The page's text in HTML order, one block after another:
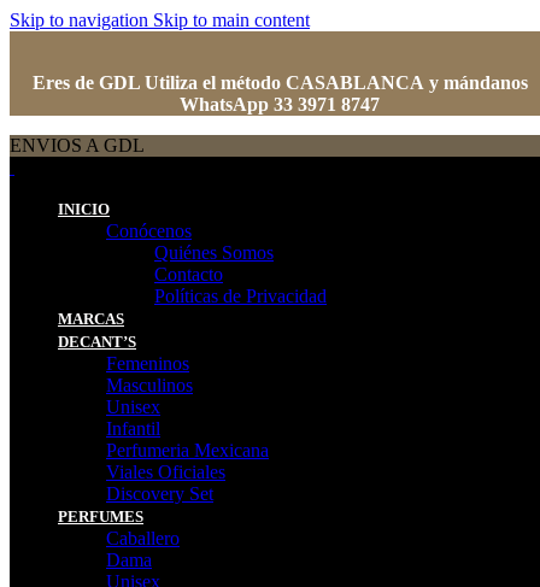
Skip to navigation Skip to main content
Eres de GDL Utiliza el método CASABLANCA y mándanos
WhatsApp 33 3971 8747
ENVIOS A GDL
INICIO
Conócenos
Quiénes Somos
Contacto
Políticas de Privacidad
MARCAS
DECANT’S
Femeninos
Masculinos
Unisex
Infantil
Perfumeria Mexicana
Viales Oficiales
Discovery Set
PERFUMES
Caballero
Dama
Unisex